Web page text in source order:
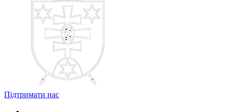
Підтримати нас